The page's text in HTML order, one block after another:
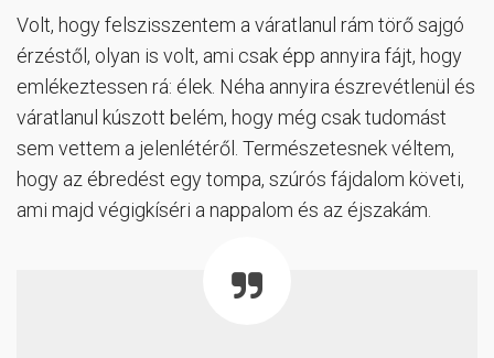
Volt, hogy felszisszentem a váratlanul rám törő sajgó
érzéstől, olyan is volt, ami csak épp annyira fájt, hogy
emlékeztessen rá: élek. Néha annyira észrevétlenül és
váratlanul kúszott belém, hogy még csak tudomást
sem vettem a jelenlétéről. Természetesnek véltem,
hogy az ébredést egy tompa, szúrós fájdalom követi,
ami majd végigkíséri a nappalom és az éjszakám.